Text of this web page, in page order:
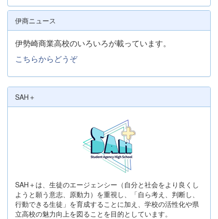
伊商ニュース
伊勢崎商業高校のいろいろが載っています。
こちらからどうぞ
SAH＋
SAH＋は、生徒のエージェンシー（自分と社会をより良くし
ようと願う意志、原動力）を重視し、「自ら考え、判断し、
行動できる生徒」を育成することに加え、学校の活性化や県
立高校の魅力向上を図ることを目的としています。